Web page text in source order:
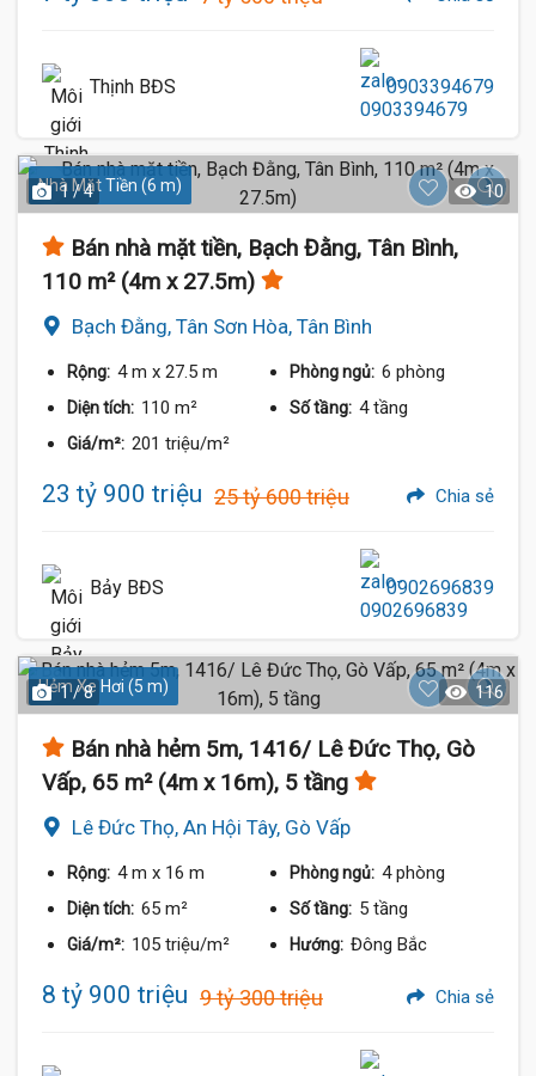
Thịnh BĐS 0903394679
Nhà Mặt Tiền (6 m)
1 / 4 10
Bán nhà mặt tiền, Bạch Đằng, Tân Bình,
110 m² (4m x 27.5m)
Bạch Đằng, Tân Sơn Hòa, Tân Bình
Rộng: 4 m x 27.5 m Phòng ngủ: 6 phòng
Diện tích: 110 m² Số tầng: 4 tầng
Giá/m²: 201 triệu/m²
23 tỷ 900 triệu 25 tỷ 600 triệu Chia sẻ
Bảy BĐS 0902696839
Hẻm Xe Hơi (5 m)
1 / 8 116
Bán nhà hẻm 5m, 1416/ Lê Đức Thọ, Gò
Vấp, 65 m² (4m x 16m), 5 tầng
Lê Đức Thọ, An Hội Tây, Gò Vấp
Rộng: 4 m x 16 m Phòng ngủ: 4 phòng
Diện tích: 65 m² Số tầng: 5 tầng
Giá/m²: 105 triệu/m² Hướng: Đông Bắc
8 tỷ 900 triệu 9 tỷ 300 triệu Chia sẻ